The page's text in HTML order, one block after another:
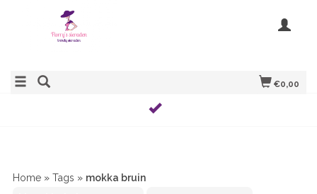
€0,00
Home » Tags » mokka bruin